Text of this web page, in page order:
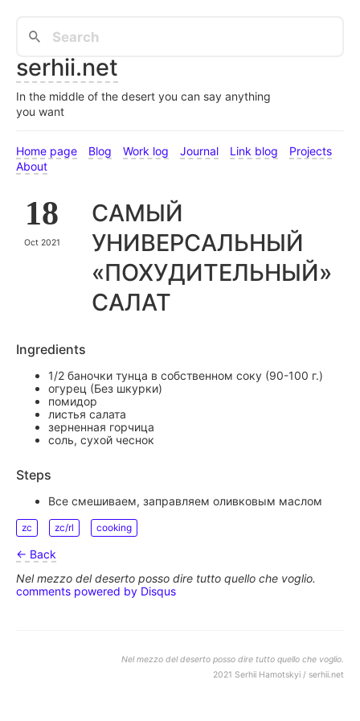
serhii.net
In the middle of the desert you can say anything
you want
Home page Blog Work log Journal Link blog
Projects
About
18
Oct 2021
САМЫЙ
УНИВЕРСАЛЬНЫЙ
«ПОХУДИТЕЛЬНЫЙ»
САЛАТ
Ingredients
1/2 баночки тунца в собственном соку (90-100 г.)
огурец (Без шкурки)
помидор
листья салата
зерненная горчица
соль, сухой чеснок
Steps
Все смешиваем, заправляем оливковым маслом
zc zc/rl cooking
← Back
Nel mezzo del deserto posso dire tutto quello che voglio.
comments powered by Disqus
Nel mezzo del deserto posso dire tutto quello che voglio.
2021 Serhii Hamotskyi / serhii.net